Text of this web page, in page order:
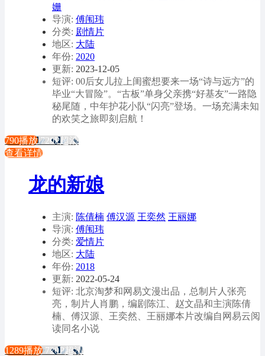
姗
导演: 傅闱玮
分类: 剧情片
地区: 大陆
年份: 2020
更新: 2023-12-05
短评: 00后女儿拉上闺蜜想要来一场“诗与远方”的
毕业“大冒险”。“古板”单身父亲携“好基友”一路隐
秘尾随，中年护花小队“闪亮”登场。一场充满未知
的欢笑之旅即刻启航！
790播放 720P超清
查看详情
龙的新娘
主演: 陈倩楠 傅汉源 王奕然 王丽娜
导演: 傅闱玮
分类: 爱情片
地区: 大陆
年份: 2018
更新: 2022-05-24
短评: 北京淘梦和网易文漫出品，总制片人张亮
亮，制片人肖鹏，编剧陈江、赵文晶和主演陈倩
楠、傅汉源、王奕然、王丽娜本片改编自网易云阅
读同名小说
1289播放 720P超清